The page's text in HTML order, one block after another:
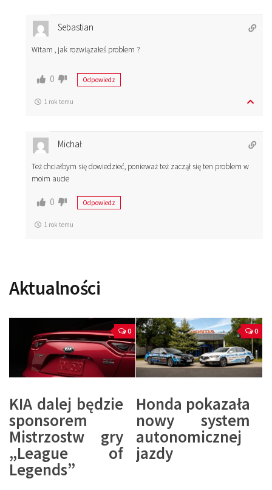
Sebastian
Witam , jak rozwiązałeś problem ?
0 Odpowiedz
1 rok temu
Michał
Też chciałbym się dowiedzieć, ponieważ też zaczął się ten problem w
moim aucie
0 Odpowiedz
1 rok temu
Aktualności
0
KIA dalej będzie
sponsorem
Mistrzostw gry
„League of
Legends”
0
Honda pokazała
nowy system
autonomicznej
jazdy